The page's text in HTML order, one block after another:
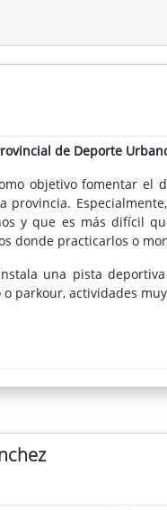
de Deporte
objetivo fomentar
provincia.
y que es más difícil
donde practicarlos o
una pista
parkour, actividades